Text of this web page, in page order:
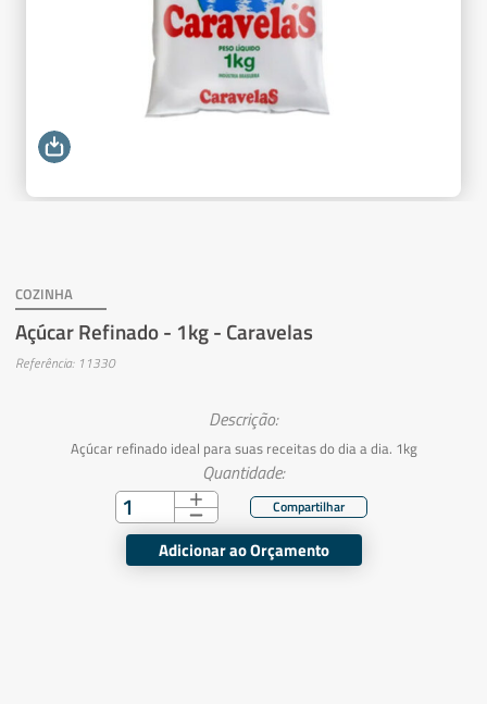
COZINHA
Açúcar Refinado - 1kg - Caravelas
Referência: 11330
Descrição:
Açúcar refinado ideal para suas receitas do dia a dia. 1kg
Quantidade:
Adicionar ao Orçamento